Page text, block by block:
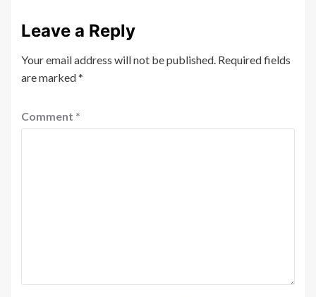
Leave a Reply
Your email address will not be published. Required fields
are marked*
Comment *